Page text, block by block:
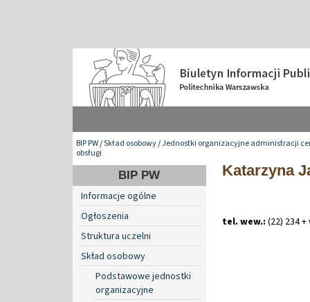
BIP PW/Skład osobowy/Jednostki organizacyjne administracji
obsługi
BIP PW
Informacje ogólne
Ogłoszenia
Struktura uczelni
Skład osobowy
Podstawowe jednostki
organizacyjne
Katarzyna
tel. wew.: (22) 234